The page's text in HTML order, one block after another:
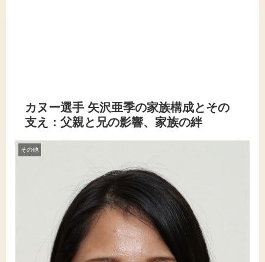
カヌー選手 矢沢亜季の家族構成とその
支え：父親と兄の影響、家族の絆
その他